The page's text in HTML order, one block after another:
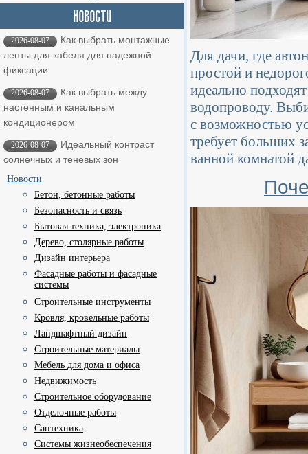
2026-08-07
Как выбрать монтажные
ленты для кабеля для надежной
фиксации
2026-08-07
Как выбрать между
настенным и канальным
кондиционером
2026-08-07
Идеальный контраст
солнечных и теневых зон
Новости
Бетон, бетонные работы
Безопасность и связь
Бытовая техника, электроника
Дерево, столярные работы
Дизайн интерьера
Фасадные работы и фасадные
системы
Строительные инструменты
Кровля, кровельные работы
Ландшафтный дизайн
Строительные материалы
Мебель для дома и офиса
Недвижимость
Строительное оборудование
Отделочные работы
Сантехника
Системы жизнеобеспечения
Для дачи, где
простой и
идеально
водопроводу.
с возможностью
требует больших
ванной комнатой